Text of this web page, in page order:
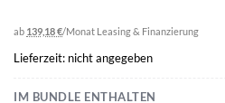
ab 139,18 €/Monat Leasing & Finanzierung
Lieferzeit: nicht angegeben
IM BUNDLE ENTHALTEN